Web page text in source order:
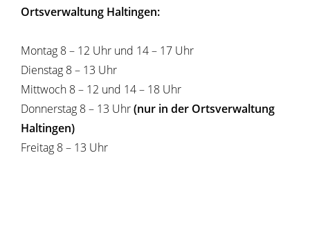
Ortsverwaltung Haltingen:
Montag 8 – 12 Uhr und 14 – 17 Uhr
Dienstag 8 – 13 Uhr
Mittwoch 8 – 12 und 14 – 18 Uhr
Donnerstag 8 – 13 Uhr(nur in der Ortsverwaltung
Haltingen)
Freitag 8 – 13 Uhr